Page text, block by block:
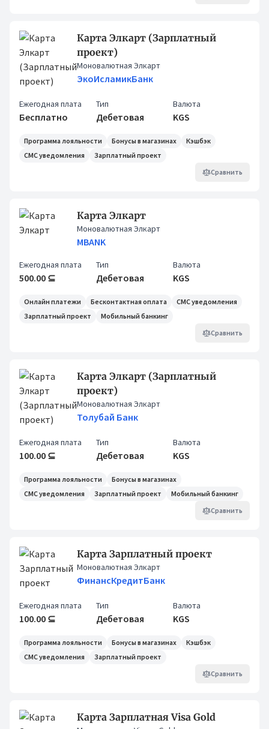
Карта Элкарт (Зарплатный
проект)
Моновалютная Элкарт
ЭкоИсламикБанк
Ежегодная плата
Бесплатно
Тип
Дебетовая
Валюта
KGS
Программа лояльности Бонусы в магазинах
Кэшбэк
СМС уведомления
Зарплатный проект
Сравнить
Карта Элкарт
Моновалютная Элкарт
MBANK
Ежегодная плата
500.00 ⊆
Тип
Дебетовая
Валюта
KGS
Онлайн платежи Бесконтактная оплата
СМС уведомления
Зарплатный проект
Мобильный банкинг
Сравнить
Карта Элкарт (Зарплатный
проект)
Моновалютная Элкарт
Толубай Банк
Ежегодная плата
100.00 ⊆
Тип
Дебетовая
Валюта
KGS
Программа лояльности
Бонусы в магазинах
СМС уведомления
Зарплатный проект
Мобильный банкинг
Сравнить
Карта Зарплатный проект
Моновалютная Элкарт
ФинансКредитБанк
Ежегодная плата
100.00 ⊆
Тип
Дебетовая
Валюта
KGS
Программа лояльности Бонусы в магазинах
Кэшбэк
СМС уведомления
Зарплатный проект
Сравнить
Карта Зарплатная Visa Gold